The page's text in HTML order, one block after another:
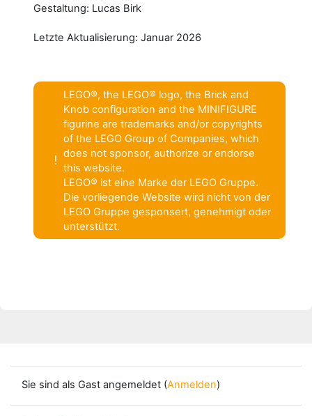
Gestaltung: Lucas Birk
Letzte Aktualisierung: Januar 2026
LEGO®, the LEGO® logo, the Brick and
Knob configuration and the MINIFIGURE
figurine are trademarks and/or copyrights
of the LEGO Group of Companies, which
does not sponsor, authorize or endorse
this website.
LEGO® ist eine Marke der LEGO Gruppe.
Die vorliegende Website wird nicht von der
LEGO Gruppe gesponsert, genehmigt oder
unterstützt.
Sie sind als Gast angemeldet (Anmelden)